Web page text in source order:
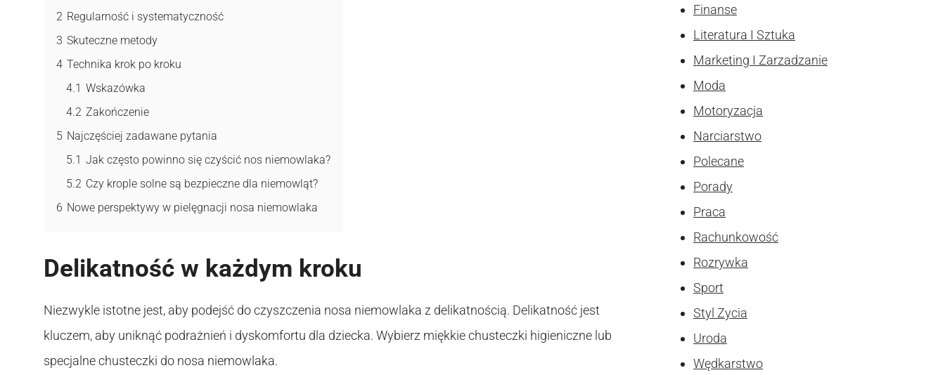
2 Regularność i systematyczność
3 Skuteczne metody
4 Technika krok po kroku
4.1 Wskazówka
4.2 Zakończenie
5 Najczęściej zadawane pytania
5.1 Jak często powinno się czyścić nos niemowlaka?
5.2 Czy krople solne są bezpieczne dla niemowląt?
6 Nowe perspektywy w pielęgnacji nosa niemowlaka
Delikatność w każdym kroku
Niezwykle istotne jest, aby podejść do czyszczenia nosa niemowlaka z delikatnością. Delikatność jest
kluczem, aby uniknąć podrażnień i dyskomfortu dla dziecka. Wybierz miękkie chusteczki higieniczne lub
specjalne chusteczki do nosa niemowlaka.
Finanse
Literatura I Sztuka
Marketing I Zarzadzanie
Moda
Motoryzacja
Narciarstwo
Polecane
Porady
Praca
Rachunkowość
Rozrywka
Sport
Styl Zycia
Uroda
Wędkarstwo